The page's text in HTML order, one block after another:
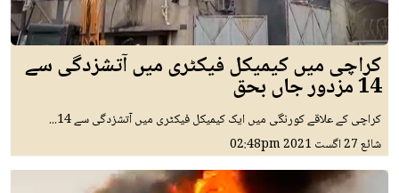
کراچی میں کیمیکل فیکٹری میں آتشزدگی سے
14 مزدور جاں بحق
کراچی کے علاقے کورنگی میں ایک کیمیکل فیکٹری میں آتشزدگی سے 14...
شائع27 اگست 2021 02:48pm